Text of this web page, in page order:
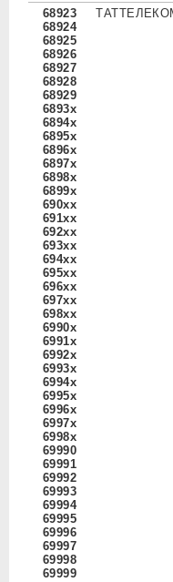
68923
68924
68925
68926
68927
68928
68929
6893x
6894x
6895x
6896x
6897x
6898x
6899x
690xx
691xx
692xx
693xx
694xx
695xx
696xx
697xx
698xx
6990x
6991x
6992x
6993x
6994x
6995x
6996x
6997x
6998x
69990
69991
69992
69993
69994
69995
69996
69997
69998
69999